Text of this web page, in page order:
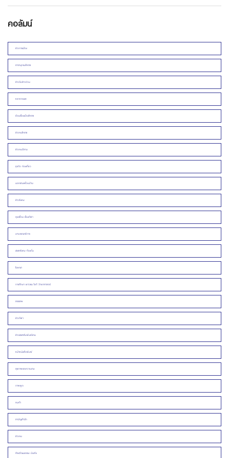
คอลัมน์
ข่าวการเมือง
สารานุกรมโคราช
ข่าวดิบข่าวด่วน
หลากกระแส
ย้อนเรื่องเมืองโคราช
ข่าวคนโคราช
ข่าวคนอีสาน
ธุรกิจ ท่องเที่ยว
นอกชานเพื่อนบ้าน
ข่าวสังคม
คุยเฟื่อง เรื่องกีฬา
บทบรรณาธิการ
ประชาสังคม ท้องถิ่น
โฆษณา
การศึกษา เยาวชน ไอที วิทยาศาสตร์
สรรเสพ
ข่าวกีฬา
ข่าวประชาสัมพันธ์/งาน
หน้าหนังสือพิมพ์
สุขภาพและความงาม
ภาพพูด
คมคำ
สามัญสำนึก
ข่าวคน
ศิลปวัฒนธรรม บันเทิง